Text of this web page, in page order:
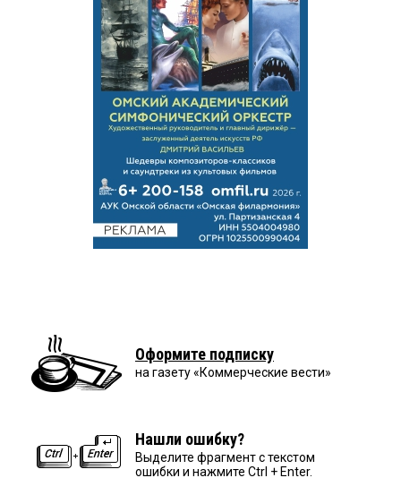
Оформите подписку
на газету «Коммерческие вести»
Нашли ошибку?
Выделите фрагмент с текстом
ошибки и нажмите Ctrl + Enter.